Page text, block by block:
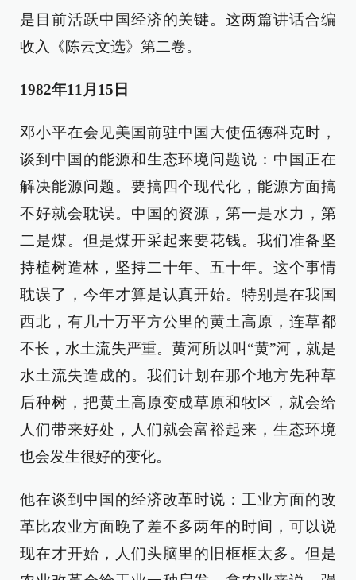
是目前活跃中国经济的关键。这两篇讲话合编
收入《陈云文选》第二卷。
1982年11月15日
邓小平在会见美国前驻中国大使伍德科克时，
谈到中国的能源和生态环境问题说：中国正在
解决能源问题。要搞四个现代化，能源方面搞
不好就会耽误。中国的资源，第一是水力，第
二是煤。但是煤开采起来要花钱。我们准备坚
持植树造林，坚持二十年、五十年。这个事情
耽误了，今年才算是认真开始。特别是在我国
西北，有几十万平方公里的黄土高原，连草都
不长，水土流失严重。黄河所以叫“黄”河，就是
水土流失造成的。我们计划在那个地方先种草
后种树，把黄土高原变成草原和牧区，就会给
人们带来好处，人们就会富裕起来，生态环境
也会发生很好的变化。
他在谈到中国的经济改革时说：工业方面的改
革比农业方面晚了差不多两年的时间，可以说
现在才开始，人们头脑里的旧框框太多。但是